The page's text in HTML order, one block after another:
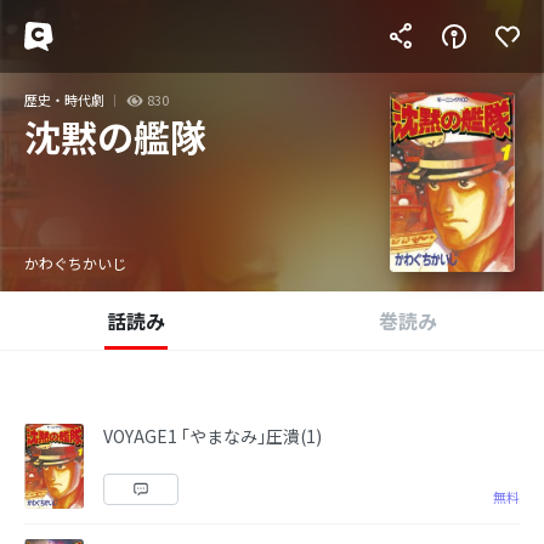
歴史・時代劇 830
沈黙の艦隊
かわぐちかいじ
話読み 巻読み
VOYAGE1 ｢やまなみ｣圧潰(1)
無料